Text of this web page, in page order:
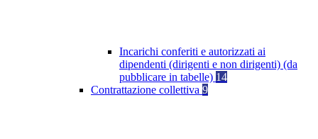
Incarichi conferiti e autorizzati ai
dipendenti (dirigenti e non dirigenti) (da
pubblicare in tabelle) 14
Contrattazione collettiva 9